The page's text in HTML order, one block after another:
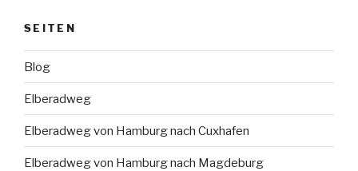
SEITEN
Blog
Elberadweg
Elberadweg von Hamburg nach Cuxhafen
Elberadweg von Hamburg nach Magdeburg